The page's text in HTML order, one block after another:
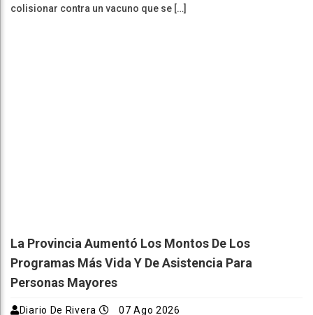
colisionar contra un vacuno que se […]
La Provincia Aumentó Los Montos De Los
Programas Más Vida Y De Asistencia Para
Personas Mayores
Diario De Rivera 07 Ago 2026